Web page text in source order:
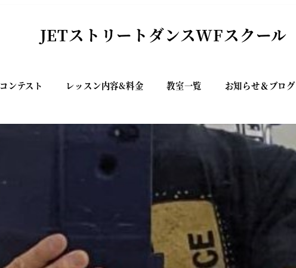
JETストリートダンスWFスクール
コンテスト レッスン内容&料金 教室一覧 お知らせ＆ブログ